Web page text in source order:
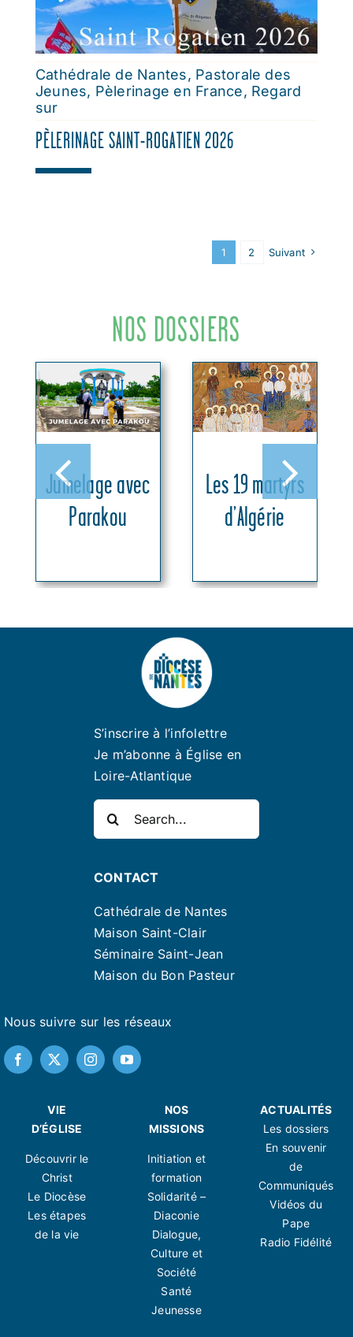
Cathédrale de Nantes, Pastorale des
Jeunes, Pèlerinage en France, Regard
sur
PÈLERINAGE SAINT-ROGATIEN 2026
1 2 Suivant
NOS DOSSIERS
Jumelage avec
Parakou
Les 19 martyrs
d’Algérie
S’inscrire à l’infolettre
Je m’abonne à Église en
Loire-Atlantique
Rechercher:
Nous suivre sur les réseaux
CONTACT
Cathédrale de Nantes
Maison Saint-Clair
Séminaire Saint-Jean
Maison du Bon Pasteur
VIE
D’ÉGLISE
Découvrir le
Christ
Le Diocèse
Les étapes
de la vie
NOS
MISSIONS
Initiation et
formation
Solidarité –
Diaconie
Dialogue,
Culture et
Société
Santé
Jeunesse
ACTUALITÉS
Les dossiers
En souvenir
de
Communiqués
Vidéos du
Pape
Radio Fidélité